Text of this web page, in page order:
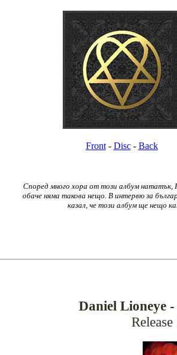
Front- Disc- Back
Според много хора oт този албум нататък,
обаче няма такова нещо. В интервю за
казал, че този албум ще нещо
Daniel Lioneye